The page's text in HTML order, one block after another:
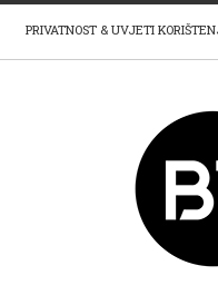
PRIVATNOST & UVJETI